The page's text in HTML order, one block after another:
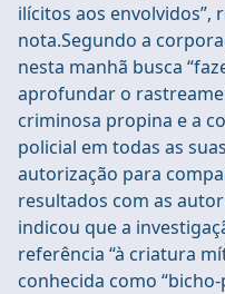
ilícitos aos envolvidos”,
nota.Segundo a
nesta manhã busca
aprofundar o
criminosa propina e a
policial em todas as
autorização para
resultados com as
indicou que a
referência “à criatura
conhecida como “bicho-